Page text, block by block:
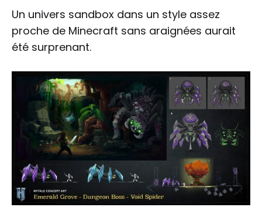
Un univers sandbox dans un style assez
proche de Minecraft sans araignées aurait
été surprenant.